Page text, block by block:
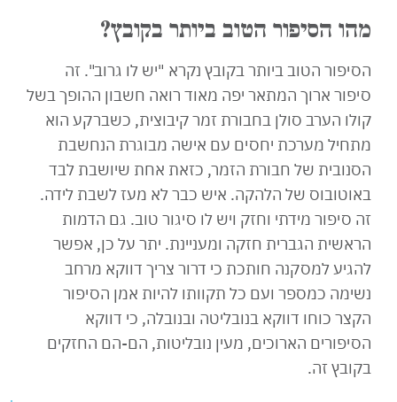
מהו הסיפור הטוב ביותר בקובץ?
הסיפור הטוב ביותר בקובץ נקרא "יש לו גרוב". זה
סיפור ארוך המתאר יפה מאוד רואה חשבון ההופך בשל
קולו הערב סולן בחבורת זמר קיבוצית, כשברקע הוא
מתחיל מערכת יחסים עם אישה מבוגרת הנחשבת
הסנובית של חבורת הזמר, כזאת אחת שיושבת לבד
באוטובוס של הלהקה. איש כבר לא מעז לשבת לידה.
זה סיפור מידתי וחזק ויש לו סיגור טוב. גם הדמות
הראשית הגברית חזקה ומעניינת. יתר על כן, אפשר
להגיע למסקנה חותכת כי דרור צריך דווקא מרחב
נשימה כמספר ועם כל תקוותו להיות אמן הסיפור
הקצר כוחו דווקא בנובליטה ובנובלה, כי דווקא
הסיפורים הארוכים, מעין נובליטות, הם-הם החזקים
בקובץ זה.